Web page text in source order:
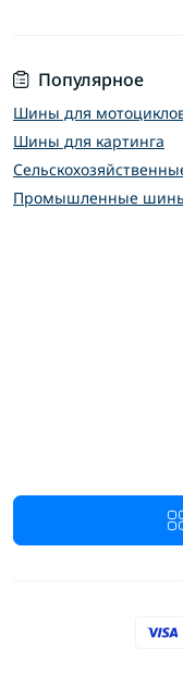
Популярное
Шины для
Шины для картинга
Промышленные